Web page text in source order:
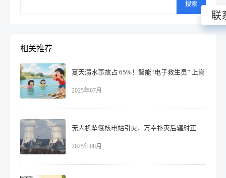
搜索
相关推荐
夏天溺水事故占 65%！智能“电子救生员” 上岗
2025年07月
2025年08月
联